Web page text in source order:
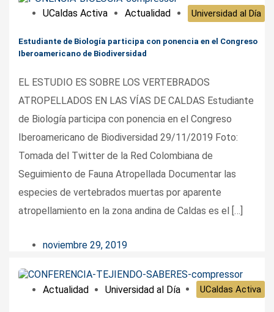
UCaldas Activa Actualidad Universidad al Día
Estudiante de Biología participa con ponencia en el Congreso
Iberoamericano de Biodiversidad
EL ESTUDIO ES SOBRE LOS VERTEBRADOS
ATROPELLADOS EN LAS VÍAS DE CALDAS Estudiante
de Biología participa con ponencia en el Congreso
Iberoamericano de Biodiversidad 29/11/2019 Foto:
Tomada del Twitter de la Red Colombiana de
Seguimiento de Fauna Atropellada Documentar las
especies de vertebrados muertas por aparente
atropellamiento en la zona andina de Caldas es el […]
noviembre 29, 2019
Actualidad Universidad al Día UCaldas Activa